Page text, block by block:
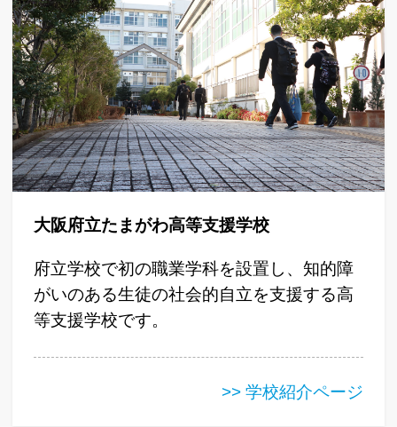
大阪府立たまがわ高等支援学校
府立学校で初の職業学科を設置し、知的障
がいのある生徒の社会的自立を支援する高
等支援学校です。
>> 学校紹介ページ